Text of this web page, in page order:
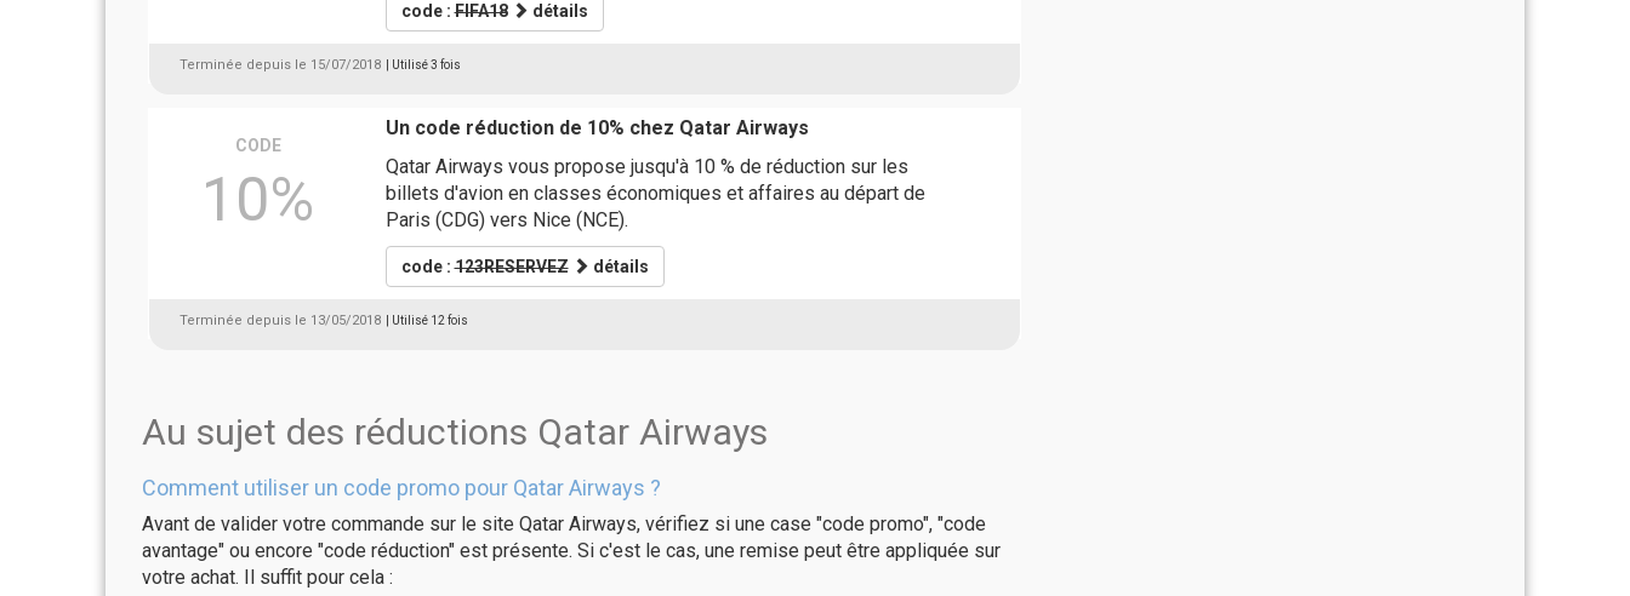
code :FIFA18 détails
Terminée depuis le 15/07/2018 | Utilisé 3 fois
CODE
10%
Un code réduction de 10% chez Qatar Airways
Qatar Airways vous propose jusqu'à 10 % de réduction sur les
billets d'avion en classes économiques et affaires au départ de
Paris (CDG) vers Nice (NCE).
code :123RESERVEZ détails
Terminée depuis le 13/05/2018 | Utilisé 12 fois
Au sujet des réductions Qatar Airways
Comment utiliser un code promo pour Qatar Airways ?
Avant de valider votre commande sur le site Qatar Airways, vérifiez si une case "code promo", "code
avantage" ou encore "code réduction" est présente. Si c'est le cas, une remise peut être appliquée sur
votre achat. Il suffit pour cela :